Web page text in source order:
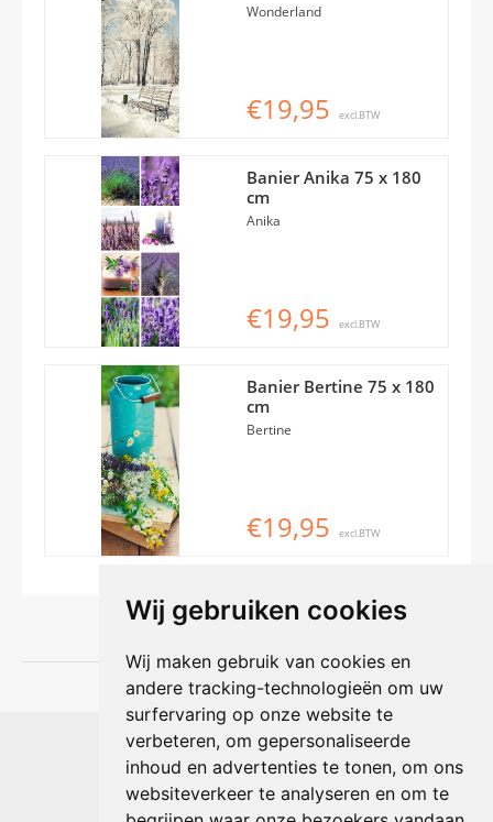
Wij gebruiken cookies
Wij maken gebruik van cookies en
andere tracking-technologieën om uw
surfervaring op onze website te
verbeteren, om gepersonaliseerde
inhoud en advertenties te tonen, om ons
websiteverkeer te analyseren en om te
Wonderland
€19,95 excl.BTW
Banier Anika 75 x 180
cm
Anika
€19,95 excl.BTW
Banier Bertine 75 x 180
cm
Bertine
€19,95 excl.BTW
Shophouse online
Max Planckstraat 4
6716 BE Ede, Nederland
Telefoon:+31(0)318 618 121